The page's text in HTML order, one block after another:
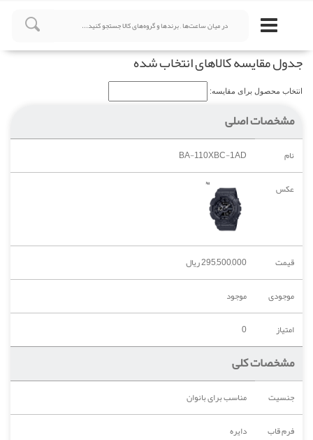
جدول مقایسه کالاهای انتخاب شده
انتخاب محصول برای مقایسه:
مشخصات اصلی
نام
BA-110XBC-1AD
عکس
قیمت
295,500,000 ریال
موجودی
موجود
امتیاز
0
مشخصات کلی
جنسیت
مناسب برای بانوان
فرم قاب
دایره